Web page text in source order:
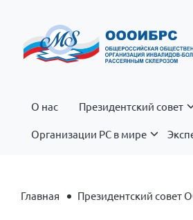
О нас Президентский совет
Организации РС в мире
Главная Президентский совет